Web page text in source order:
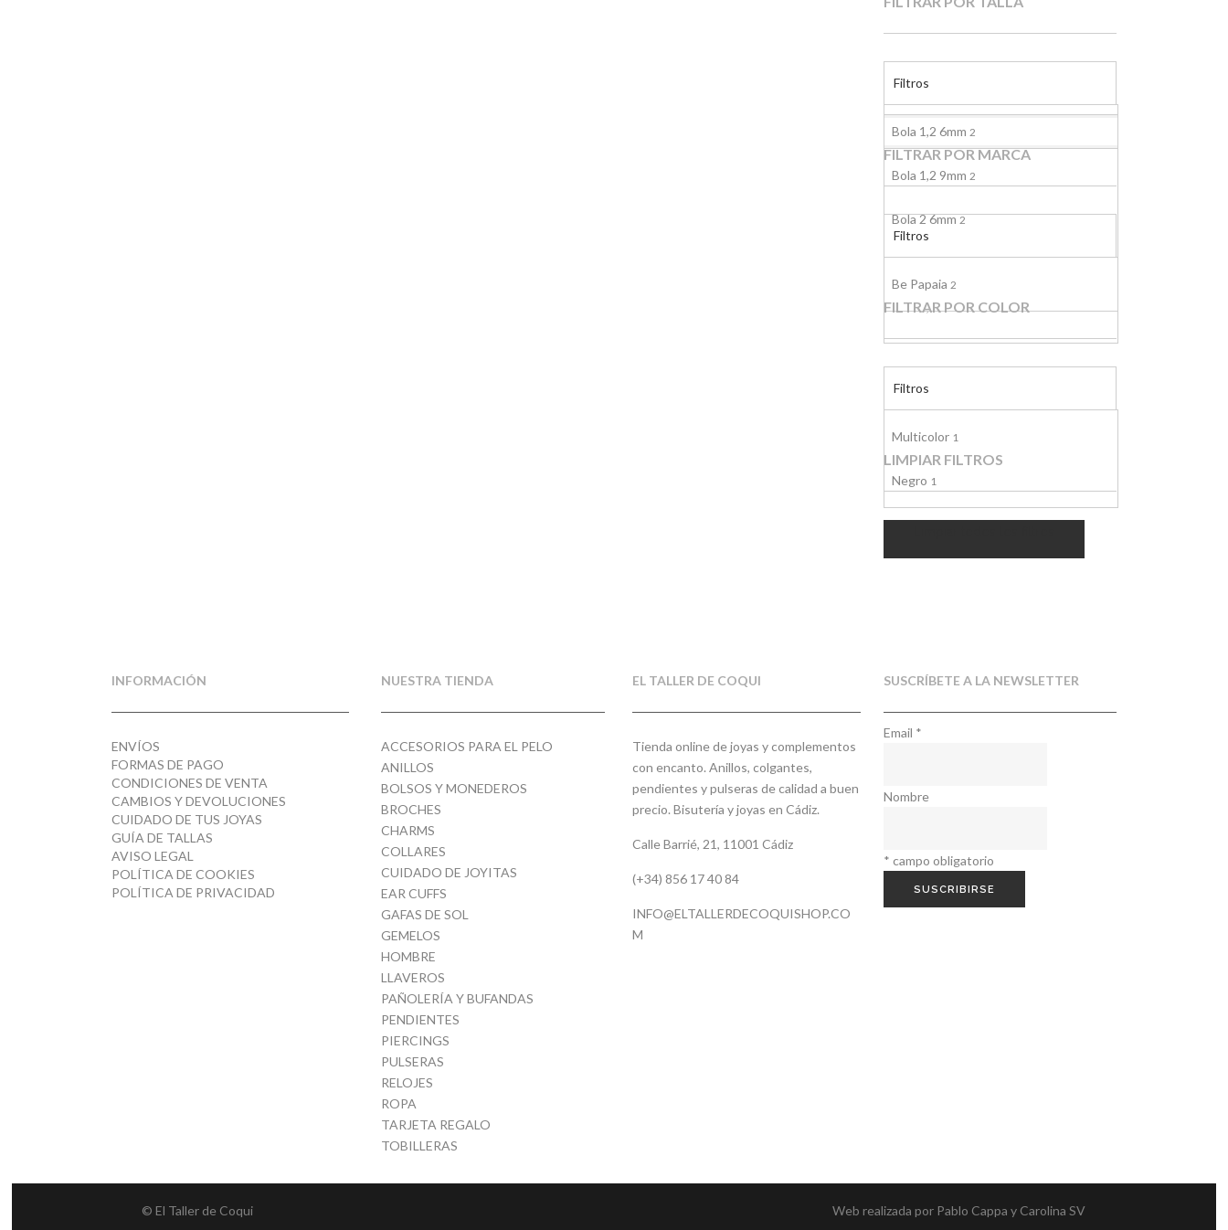
Filtros
Bola 1,2 6mm 2
Bola 1,2 9mm 2
Bola 2 6mm2
Bola 2 9mm
Bola 2,9 6mm1
FILTRAR POR MARCA
Filtros
Be Papaia 2
FILTRAR POR COLOR
Filtros
Multicolor 1
Negro 1
LIMPIAR FILTROS
INFORMACIÓN
ENVÍOS
FORMAS DE PAGO
CONDICIONES DE VENTA
CAMBIOS Y DEVOLUCIONES
CUIDADO DE TUS JOYAS
GUÍA DE TALLAS
AVISO LEGAL
POLÍTICA DE COOKIES
POLÍTICA DE PRIVACIDAD
NUESTRA TIENDA
ACCESORIOS PARA EL PELO
ANILLOS
BOLSOS Y MONEDEROS
BROCHES
CHARMS
COLLARES
CUIDADO DE JOYITAS
EAR CUFFS
GAFAS DE SOL
GEMELOS
HOMBRE
LLAVEROS
PAÑOLERÍA Y BUFANDAS
PENDIENTES
PIERCINGS
PULSERAS
RELOJES
ROPA
TARJETA REGALO
TOBILLERAS
EL TALLER DE COQUI
Tienda online de joyas y complementos
con encanto. Anillos, colgantes,
pendientes y pulseras de calidad a buen
precio. Bisutería y joyas en Cádiz.
Calle Barrié, 21, 11001 Cádiz
(+34) 856 17 40 84
INFO@ELTALLERDECOQUISHOP.CO
M
SUSCRÍBETE A LA NEWSLETTER
Email *
Nombre
* campo obligatorio
© El Taller de Coqui Web realizada por Pablo Cappa y Carolina SV